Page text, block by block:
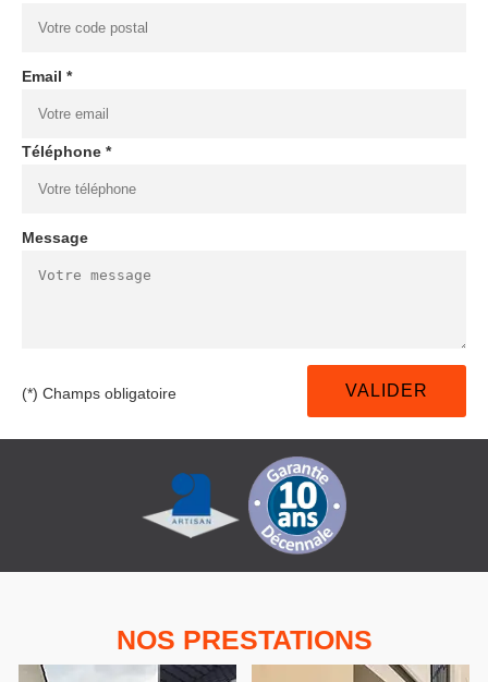
Email *
Téléphone *
Message
(*) Champs obligatoire
NOS PRESTATIONS